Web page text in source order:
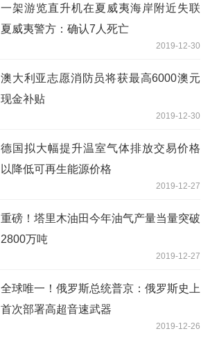
一架游览直升机在夏威夷海岸附近失联
夏威夷警方：确认7人死亡
2019-12-30
澳大利亚志愿消防员将获最高6000澳元
现金补贴
2019-12-30
德国拟大幅提升温室气体排放交易价格
以降低可再生能源价格
2019-12-27
重磅！塔里木油田今年油气产量当量突破
2800万吨
2019-12-27
全球唯一！俄罗斯总统普京：俄罗斯史上
首次部署高超音速武器
2019-12-26